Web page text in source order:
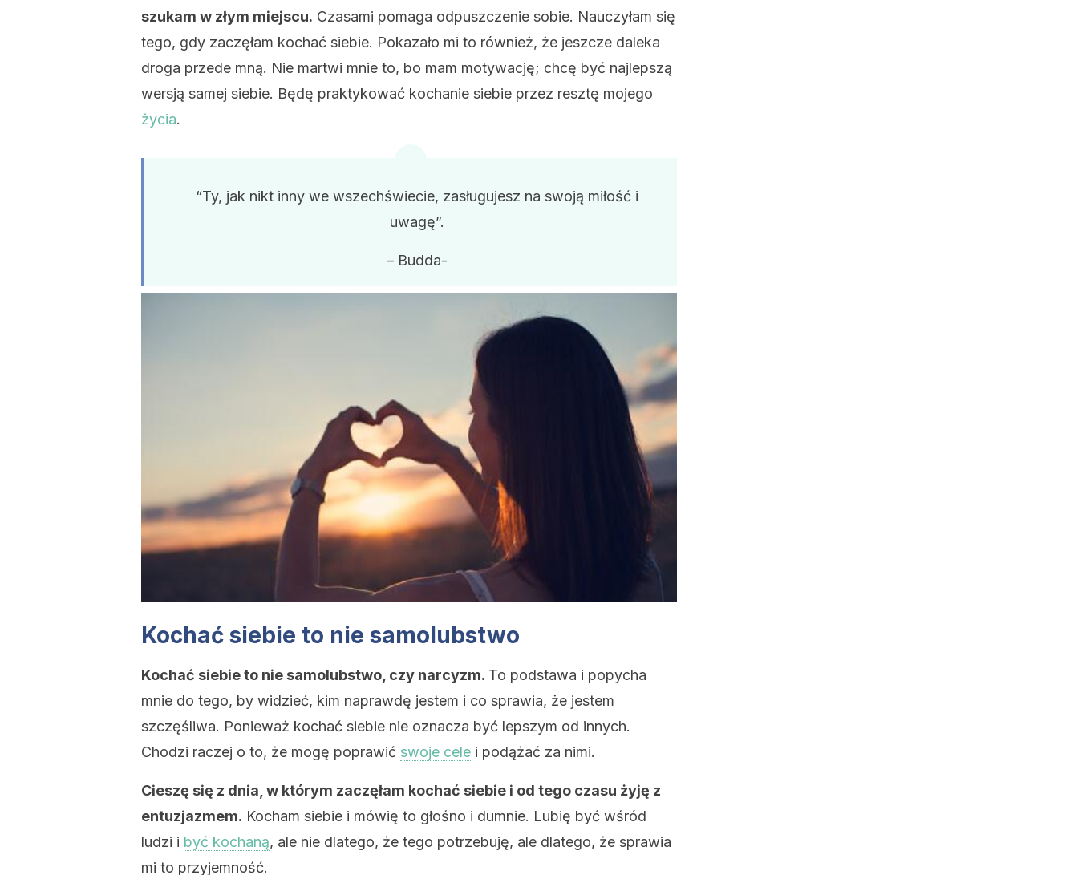
szukam w złym miejscu. Czasami pomaga odpuszczenie sobie. Nauczyłam się
tego, gdy zaczęłam kochać siebie. Pokazało mi to również, że jeszcze daleka
droga przede mną. Nie martwi mnie to, bo mam motywację; chcę być najlepszą
wersją samej siebie. Będę praktykować kochanie siebie przez resztę mojego
życia.
“Ty, jak nikt inny we wszechświecie, zasługujesz na swoją miłość i
uwagę”.
– Budda-
Kochać siebie to nie samolubstwo
Kochać siebie to nie samolubstwo, czy narcyzm. To podstawa i popycha
mnie do tego, by widzieć, kim naprawdę jestem i co sprawia, że jestem
szczęśliwa. Ponieważ kochać siebie nie oznacza być lepszym od innych.
Chodzi raczej o to, że mogę poprawić swoje cele i podążać za nimi.
Cieszę się z dnia, w którym zaczęłam kochać siebie i od tego czasu żyję z
entuzjazmem. Kocham siebie i mówię to głośno i dumnie. Lubię być wśród
ludzi i być kochaną, ale nie dlatego, że tego potrzebuję, ale dlatego, że sprawia
mi to przyjemność.